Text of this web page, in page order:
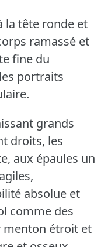
la tête ronde et
ramassé et
fine du
portraits
grands
droits, les
aux épaules un
absolue et
comme des
menton étroit et